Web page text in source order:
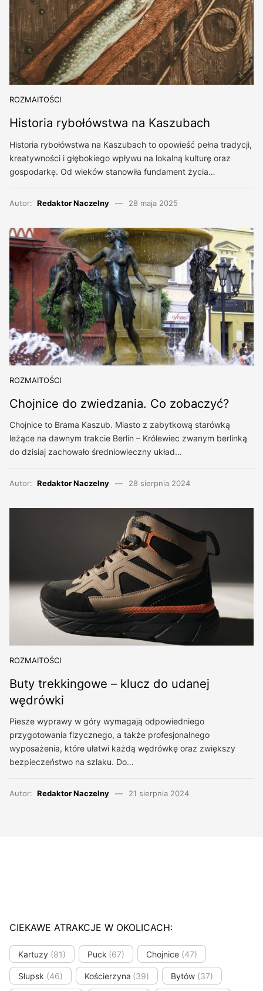
ROZMAITOŚCI
Historia rybołówstwa na Kaszubach
Historia rybołówstwa na Kaszubach to opowieść pełna tradycji,
kreatywności i głębokiego wpływu na lokalną kulturę oraz
gospodarkę. Od wieków stanowiła fundament życia…
Autor: Redaktor Naczelny 28 maja 2025
ROZMAITOŚCI
Chojnice do zwiedzania. Co zobaczyć?
Chojnice to Brama Kaszub. Miasto z zabytkową starówką
leżące na dawnym trakcie Berlin – Królewiec zwanym berlinką
do dzisiaj zachowało średniowieczny układ…
Autor: Redaktor Naczelny 28 sierpnia 2024
ROZMAITOŚCI
Buty trekkingowe – klucz do udanej
wędrówki
Piesze wyprawy w góry wymagają odpowiedniego
przygotowania fizycznego, a także profesjonalnego
wyposażenia, które ułatwi każdą wędrówkę oraz zwiększy
bezpieczeństwo na szlaku. Do…
Autor: Redaktor Naczelny 21 sierpnia 2024
CIEKAWE ATRAKCJE W OKOLICACH:
Kartuzy (81) Puck (67) Chojnice (47)
Słupsk (46) Kościerzyna (39) Bytów (37)